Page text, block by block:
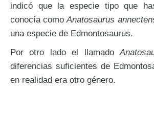
indicó que la especie tipo que
conocía comoAnatosaurus
una especie de Edmontosaurus.
Por otro lado el llamado
diferencias suficientes de
en realidad era otro género.